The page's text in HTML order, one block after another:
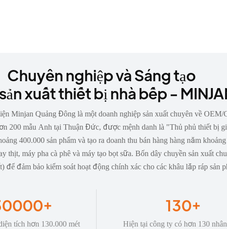
Chuyên nghiệp và Sáng tạo
xuất thiết bị nhà bếp -
Minjan Quảng Đông là một doanh nghiệp sản xuất chuyên về
200 mẫu Anh tại Thuận Đức, được mệnh danh là "Thủ phủ thiết bị
400.000 sản phẩm và tạo ra doanh thu bán hàng hàng năm
thịt, máy pha cà phê và máy tạo bọt sữa. Bốn dây chuyền sản xuất
để đảm bảo kiểm soát hoạt động chính xác cho các khâu lắp ráp sản
+
tích hơn 130.000 mét
130+
Hiện tại công ty có hơn 130